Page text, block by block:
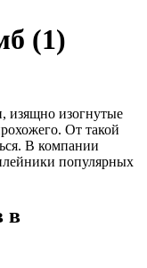
(1)
изящно изогнутые
От такой
В компании
популярных
в